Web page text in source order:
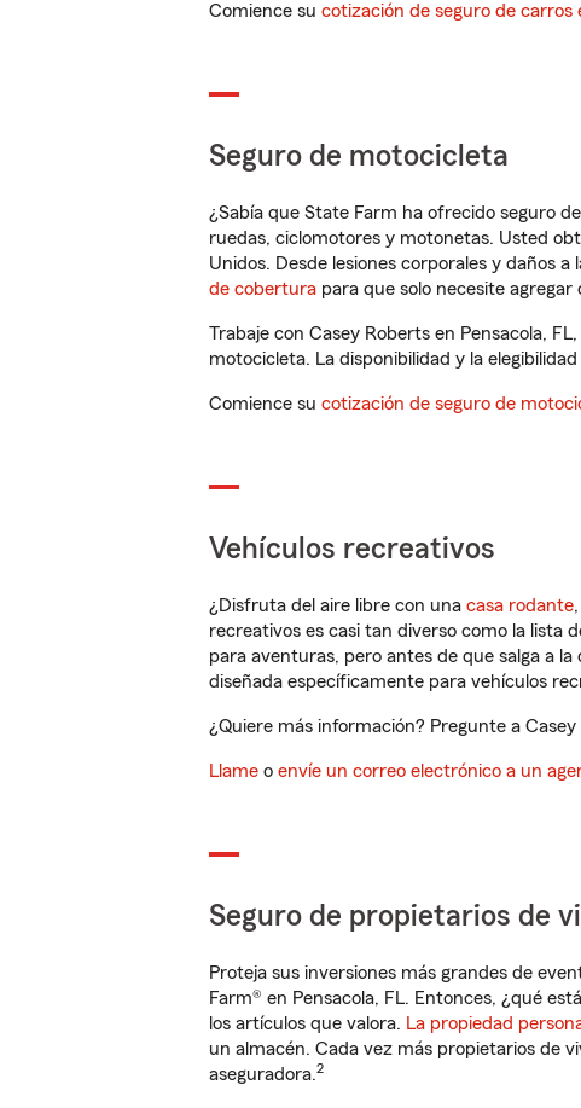
Comience su cotización de seguro de carros
Seguro de motocicleta
¿Sabía que State Farm ha ofrecido seguro
ruedas, ciclomotores y motonetas. Usted
Unidos. Desde lesiones corporales y daños
de cobertura para que solo necesite
Trabaje con Casey Roberts en Pensacola,
motocicleta. La disponibilidad y la
Comience su cotización de seguro de
Vehículos recreativos
¿Disfruta del aire libre con una casa rodante
recreativos es casi tan diverso como la lista
para aventuras, pero antes de que salga a
diseñada específicamente para vehículos
¿Quiere más información? Pregunte a
Llame o envíe un correo electrónico a un
Seguro de propietarios de
Proteja sus inversiones más grandes de
Farm® en Pensacola, FL. Entonces, ¿qué
los artículos que valora. La propiedad
un almacén. Cada vez más propietarios de
aseguradora.2